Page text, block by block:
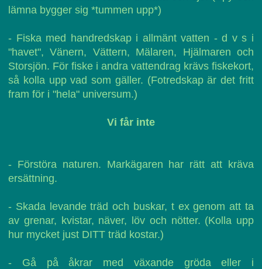
lämna bygger sig *tummen upp*)
- Fiska med handredskap i allmänt vatten - d v s i
"havet", Vänern, Vättern, Mälaren, Hjälmaren och
Storsjön. För fiske i andra vattendrag krävs fiskekort,
så kolla upp vad som gäller. (Fotredskap är det fritt
fram för i "hela" universum.)
Vi får inte
- Förstöra naturen. Markägaren har rätt att kräva
ersättning.
- Skada levande träd och buskar, t ex genom att ta
av grenar, kvistar, näver, löv och nötter. (Kolla upp
hur mycket just DITT träd kostar.)
- Gå på åkrar med växande gröda eller i